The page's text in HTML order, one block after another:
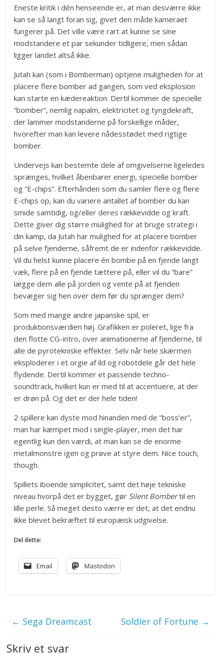
Eneste kritik i dén henseende er, at man desværre ikke
kan se så langt foran sig, givet den måde kameraet
fungerer på. Det ville være rart at kunne se sine
modstandere et par sekunder tidligere, men sådan
ligger landet altså ikke.
Jutah kan (som i Bomberman) optjene muligheden for at
placere flere bomber ad gangen, som ved eksplosion
kan starte en kædereaktion. Dertil kommer de specielle
“bomber”, nemlig napalm, elektricitet og tyngdekraft,
der lammer modstanderne på forskellige måder,
hvorefter man kan levere nådesstødet med rigtige
bomber.
Undervejs kan bestemte dele af omgivelserne ligeledes
sprænges, hvilket åbenbarer energi, specielle bomber
og “E-chips”. Efterhånden som du samler flere og flere
E-chips op, kan du variere antallet af bomber du kan
smide samtidig, og/eller deres rækkevidde og kraft.
Dette giver dig større mulighed for at bruge strategi i
din kamp, da Jutah har mulighed for at placere bomber
på selve fjenderne, såfremt de er indenfor rækkevidde.
Vil du helst kunne placere én bombe på en fjende langt
væk, flere på en fjende tættere på, eller vil du “bare”
lægge dem alle på jorden og vente på at fjenden
bevæger sig hen over dem før du sprænger dem?
Som med mange andre japanske spil, er
produktionsværdien høj. Grafikken er poleret, lige fra
den flotte CG-intro, over animationerne af fjenderne, til
alle de pyrotekniske effekter. Selv når hele skærmen
eksploderer i et orgie af ild og robotdele går det hele
flydende. Dertil kommer et passende techno-
soundtrack, hvilket kun er med til at accentuere, at der
er drøn på. Og det er der hele tiden!
2 spillere kan dyste mod hinanden med de “boss’er”,
man har kæmpet mod i single-player, men det har
egentlig kun den værdi, at man kan se de enorme
metalmonstre igen og prøve at styre dem. Nice touch,
though.
Spillets iboende simplicitet, samt det høje tekniske
niveau hvorpå det er bygget, gør Silent Bombertil en
lille perle. Så meget desto værre er det, at det endnu
ikke blevet bekræftet til europæisk udgivelse.
Del dette:
Email Mastodon
← Sega Dreamcast Soldier of Fortune →
Skriv et svar